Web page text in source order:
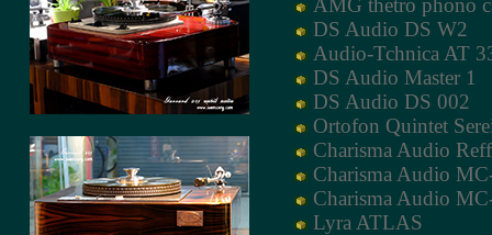
AMG thetro phono
DS Audio DS W2
Audio-Tchnica AT
DS Audio Master 1
DS Audio DS 002
Ortofon Quintet
Charisma Audio
Charisma Audio
Charisma Audio
Lyra ATLAS